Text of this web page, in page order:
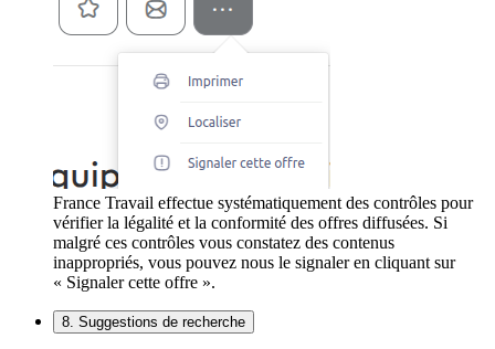
France Travail effectue systématiquement des contrôles pour
vérifier la légalité et la conformité des offres diffusées. Si
malgré ces contrôles vous constatez des contenus
inappropriés, vous pouvez nous le signaler en cliquant sur
« Signaler cette offre ».
8. Suggestions de recherche